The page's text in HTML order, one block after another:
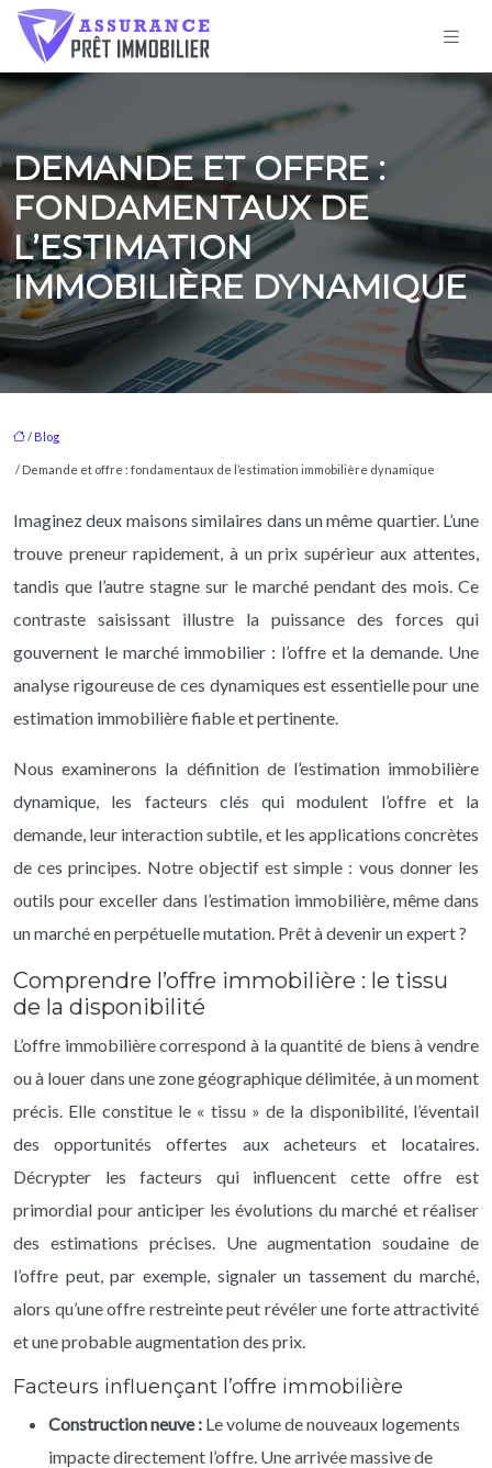
DEMANDE ET OFFRE :
FONDAMENTAUX DE
L’ESTIMATION
IMMOBILIÈRE DYNAMIQUE
/ Blog
/ Demande et offre : fondamentaux de l’estimation immobilière dynamique
Imaginez deux maisons similaires dans un même quartier. L’une
trouve preneur rapidement, à un prix supérieur aux attentes,
tandis que l’autre stagne sur le marché pendant des mois. Ce
contraste saisissant illustre la puissance des forces qui
gouvernent le marché immobilier : l’offre et la demande. Une
analyse rigoureuse de ces dynamiques est essentielle pour une
estimation immobilière fiable et pertinente.
Nous examinerons la définition de l’estimation immobilière
dynamique, les facteurs clés qui modulent l’offre et la
demande, leur interaction subtile, et les applications concrètes
de ces principes. Notre objectif est simple : vous donner les
outils pour exceller dans l’estimation immobilière, même dans
un marché en perpétuelle mutation. Prêt à devenir un expert ?
Comprendre l’offre immobilière : le tissu
de la disponibilité
L’offre immobilière correspond à la quantité de biens à vendre
ou à louer dans une zone géographique délimitée, à un moment
précis. Elle constitue le « tissu » de la disponibilité, l’éventail
des opportunités offertes aux acheteurs et locataires.
Décrypter les facteurs qui influencent cette offre est
primordial pour anticiper les évolutions du marché et réaliser
des estimations précises. Une augmentation soudaine de
l’offre peut, par exemple, signaler un tassement du marché,
alors qu’une offre restreinte peut révéler une forte attractivité
et une probable augmentation des prix.
Facteurs influençant l’offre immobilière
Construction neuve : Le volume de nouveaux logements
impacte directement l’offre. Une arrivée massive de